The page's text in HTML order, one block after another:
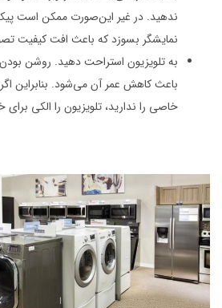
ندهید. در غیر این‌صورت ممکن است
نمایشگر بسوزد که باعث افت کیفیت
به تلویزیون استراحت دهید. روشن
باعث کاهش عمر آن می‌شود. بنابراین
خاصی را ندارید، تلویزیون را الکی